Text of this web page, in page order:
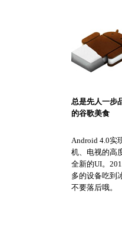
总是先人一步
的谷歌美食
Android 4.0实
机、电视的高
全新的UI。
多的设备吃到
不要落后哦。